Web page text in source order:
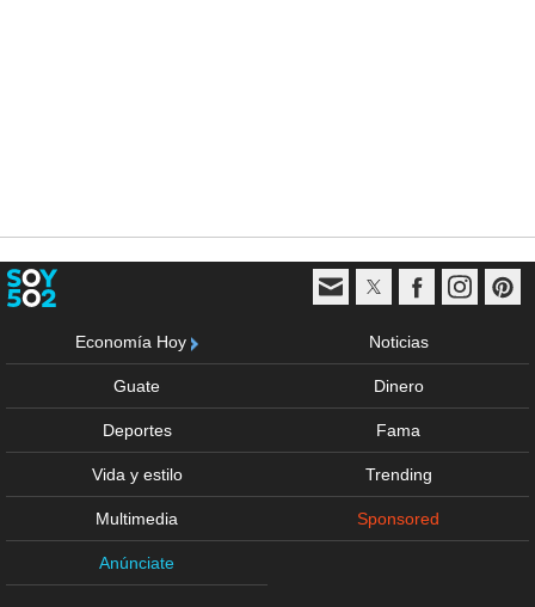
Economía Hoy Noticias
Guate Dinero
Deportes Fama
Vida y estilo Trending
Multimedia Sponsored
Anúnciate